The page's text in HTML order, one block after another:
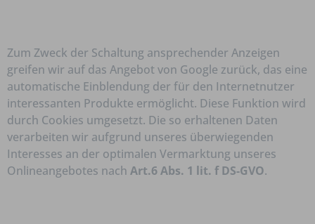
Zum Zweck der Schaltung ansprechender Anzeigen
greifen wir auf das Angebot von Google zurück, das eine
automatische Einblendung der für den Internetnutzer
interessanten Produkte ermöglicht. Diese Funktion wird
durch Cookies umgesetzt. Die so erhaltenen Daten
verarbeiten wir aufgrund unseres überwiegenden
Interesses an der optimalen Vermarktung unseres
Onlineangebotes nach Art.6 Abs. 1 lit. f DS-GVO.